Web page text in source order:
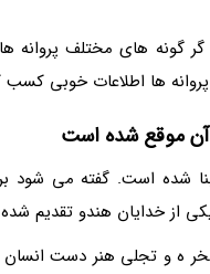
گونه های مختلف پروانه
ها اطلاعات خوبی کسب
بنا شده است. گفته می شود
ه و تجلی هنر دست انسان